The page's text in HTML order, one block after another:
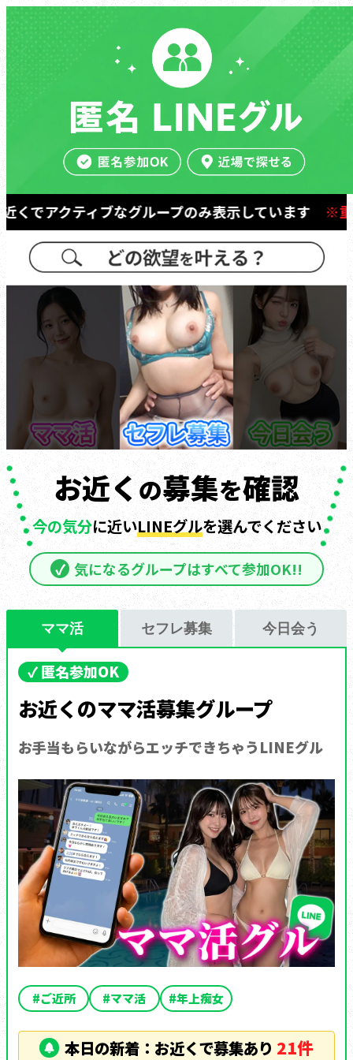
くでアクティブなグループのみ表示しています ※
お近くの募集を確認
今の気分に近いLINEグルを選んでください
✓ 気になるグループはすべて参加OK!!
ママ活 セフレ募集 今日会う
✓ 匿名参加OK
お近くのママ活募集グループ
お手当もらいながらエッチできちゃうLINEグル
#ご近所 #ママ活 #年上痴女
本日の新着： お近くで募集あり 21件